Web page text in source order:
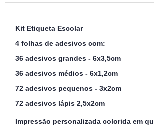
Kit Etiqueta Escolar
4 folhas de adesivos com:
36 adesivos grandes - 6x3,5cm
36 adesivos médios - 6x1,2cm
72 adesivos pequenos - 3x2cm
72 adesivos lápis 2,5x2cm
Impressão personalizada colorida em